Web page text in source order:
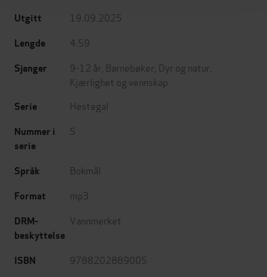
Utgitt 19.09.2025
Lengde 4:59
Sjanger 9-12 år Barnebøker Dyr og natur
Kjærlighet og vennskap
Serie Hestegal
Nummer i
serie
5
Språk Bokmål
Format mp3
DRM-
beskyttelse
Vannmerket
ISBN 9788202889005